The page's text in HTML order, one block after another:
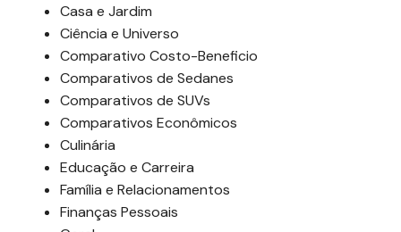
Casa e Jardim
Ciência e Universo
Comparativo Costo-Beneficio
Comparativos de Sedanes
Comparativos de SUVs
Comparativos Econômicos
Culinária
Educação e Carreira
Família e Relacionamentos
Finanças Pessoais